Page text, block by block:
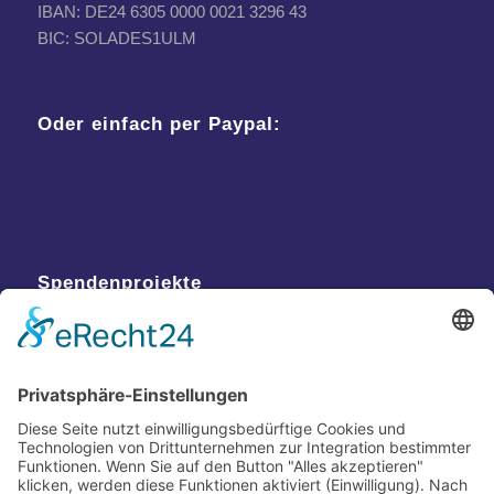
IBAN: DE24 6305 0000 0021 3296 43
BIC: SOLADES1ULM
Oder einfach per Paypal:
Spendenprojekte